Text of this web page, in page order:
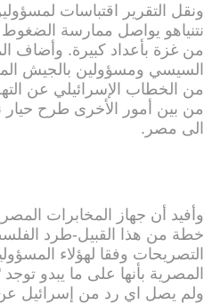
ونقل التقرير اقتباسات
نتنياهو يواصل ممارسة
من غزة بأعداد كبيرة. وأضاف
السيسي ومسؤولين بالجيش
من الخطاب الإسرائيلي عن
من بين أمور الأخرى طرح
الى مصر.
وأفيد أن جهاز المخابرات
خطة من هذا القبيل-طرد
التصريحات وفقا لهؤلاء
المصرية بأنها على ما يبدو
ولم يصل اي رد من إسرائيل